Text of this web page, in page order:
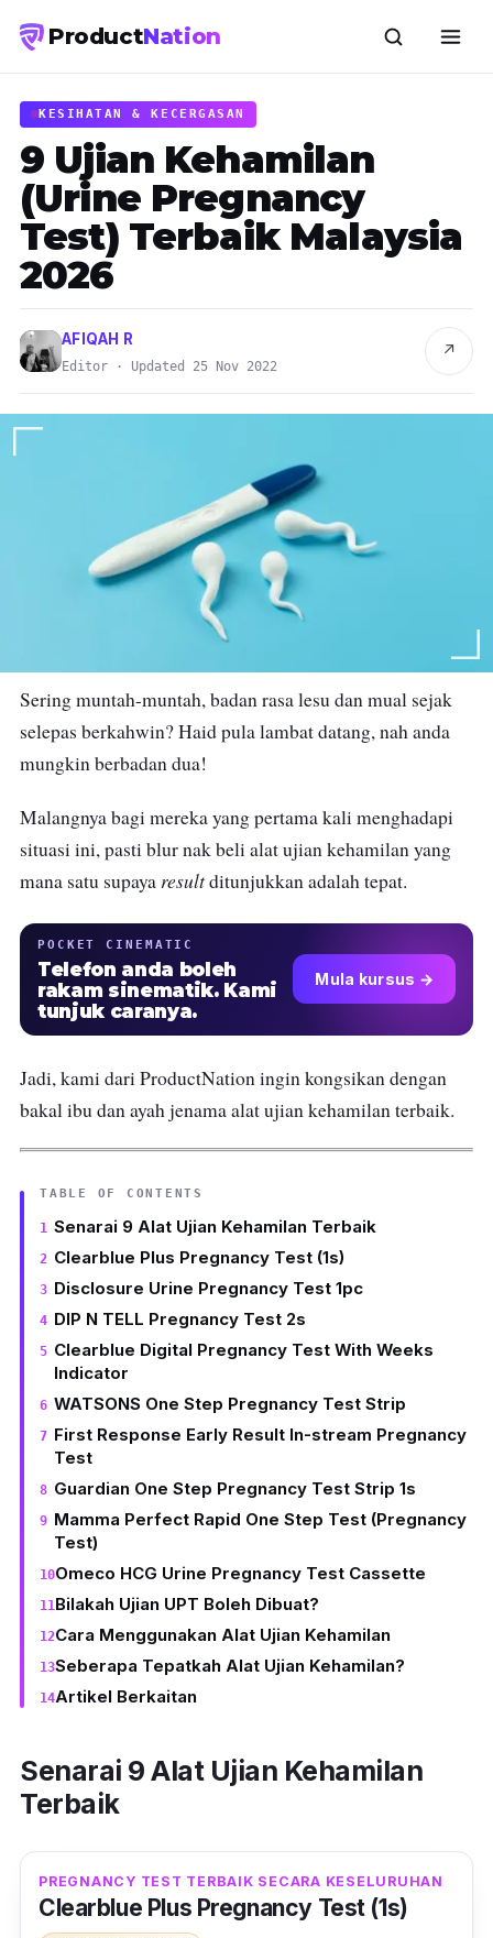
ProductNation
KESIHATAN & KECERGASAN
9 Ujian Kehamilan
(Urine Pregnancy
Test) Terbaik Malaysia
2026
AFIQAH R
Editor · Updated 25 Nov 2022
↗
Sering muntah-muntah, badan rasa lesu dan mual sejak
selepas berkahwin? Haid pula lambat datang, nah anda
mungkin berbadan dua!
Malangnya bagi mereka yang pertama kali menghadapi
situasi ini, pasti blur nak beli alat ujian kehamilan yang
mana satu supaya resultditunjukkan adalah tepat.
POCKET CINEMATIC
Telefon anda boleh
rakam sinematik. Kami
tunjuk caranya.
Mula kursus →
Jadi, kami dari ProductNation ingin kongsikan dengan
bakal ibu dan ayah jenama alat ujian kehamilan terbaik.
TABLE OF CONTENTS
Senarai 9 Alat Ujian Kehamilan Terbaik
Clearblue Plus Pregnancy Test (1s)
Disclosure Urine Pregnancy Test 1pc
DIP N TELL Pregnancy Test 2s
Clearblue Digital Pregnancy Test With Weeks
Indicator
WATSONS One Step Pregnancy Test Strip
First Response Early Result In-stream Pregnancy
Test
Guardian One Step Pregnancy Test Strip 1s
Mamma Perfect Rapid One Step Test (Pregnancy
Test)
Omeco HCG Urine Pregnancy Test Cassette
Bilakah Ujian UPT Boleh Dibuat?
Cara Menggunakan Alat Ujian Kehamilan
Seberapa Tepatkah Alat Ujian Kehamilan?
Artikel Berkaitan
Senarai 9 Alat Ujian Kehamilan
Terbaik
PREGNANCY TEST TERBAIK SECARA KESELURUHAN
Clearblue Plus Pregnancy Test (1s)